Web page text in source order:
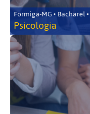
Formiga-MG • Bacharel
Psicologia